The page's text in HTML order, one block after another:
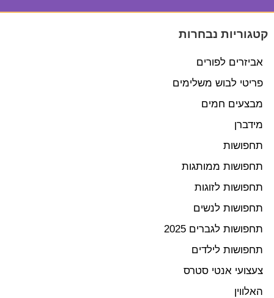
קטגוריות נבחרות
אביזרים לפורים
פריטי לבוש משלימים
מבצעים חמים
מידברן
תחפושות
תחפושות ממותגות
תחפושות לזוגות
תחפושות לנשים
תחפושות לגברים 2025
תחפושות לילדים
צעצועי אנטי סטרס
האלווין